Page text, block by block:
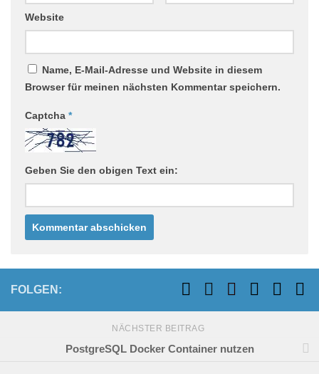
Website
Name, E-Mail-Adresse und Website in diesem
Browser für meinen nächsten Kommentar speichern.
Captcha *
Geben Sie den obigen Text ein:
FOLGEN:
NÄCHSTER BEITRAG
PostgreSQL Docker Container nutzen